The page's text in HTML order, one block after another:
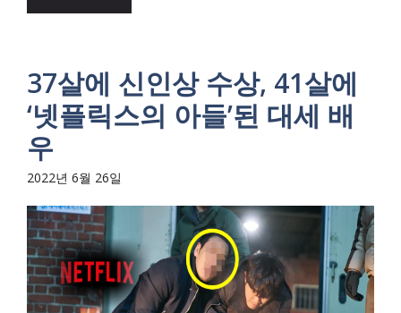
37살에 신인상 수상, 41살에
‘넷플릭스의 아들’된 대세 배
우
2022년 6월 26일